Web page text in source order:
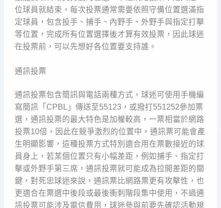
位球員就結束，每次投票通常需要依照守備位置選滿指
定球員，包含投手、捕手、內野手、外野手與指定打擊
等位置，完成所有位置選擇後才算有效投票，因此球迷
在投票前，可以先想好各位置要支持誰。
通訊投票
通訊投票包含簡訊與電話兩種方式，球迷可使用手機編
寫簡訊「CPBL」傳送至55123，或撥打551252參加票
選，通訊投票的最大特色是加權較高，一票相當於網路
投票10倍，因此在競爭激烈的位置中，通訊票可能會產
生明顯影響，這種投票方式特別適合用在票數接近的球
員身上，若某個位置只有小幅差距，例如捕手、指定打
擊或外野手第三席，通訊投票就可能成為拉開差距的關
鍵，對死忠球迷來說，通訊票比網路票更有攻擊性，也
更適合在票選中後段或最後衝刺階段集中使用，不過通
訊投票可能涉及電信費用，球迷參與前要先確認活動規